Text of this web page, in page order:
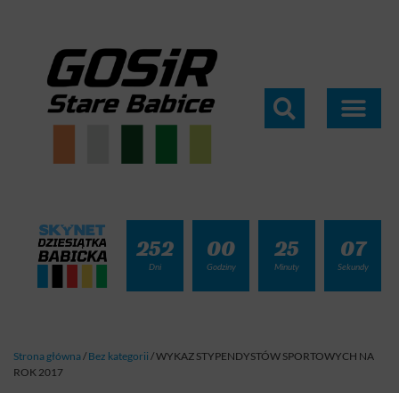
252
Dni
00
Godziny
25
Minuty
07
Sekundy
Strona główna/ Bez kategorii /WYKAZ STYPENDYSTÓW SPORTOWYCH NA
ROK 2017